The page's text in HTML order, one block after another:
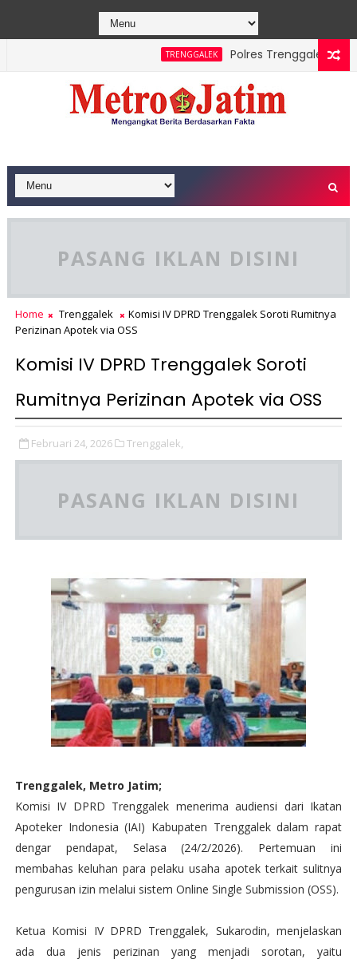
TRENGGALEK
Polres Trenggalek
Berhasil Dipadamkan, Masyarakat Diimbau Hentikan Praktik
PASANG IKLAN DISINI
Home Trenggalek
Komisi IV DPRD Trenggalek Soroti Rumitnya
Perizinan Apotek via OSS
Komisi IV DPRD Trenggalek Soroti
Rumitnya Perizinan Apotek via OSS
Februari 24, 2026 Trenggalek,
PASANG IKLAN DISINI
Trenggalek, Metro Jatim;
Komisi IV DPRD Trenggalek menerima audiensi dari Ikatan
Apoteker Indonesia (IAI) Kabupaten Trenggalek dalam rapat
dengar pendapat, Selasa (24/2/2026). Pertemuan ini
membahas keluhan para pelaku usaha apotek terkait sulitnya
pengurusan izin melalui sistem Online Single Submission (OSS).
Ketua Komisi IV DPRD Trenggalek, Sukarodin, menjelaskan
ada dua jenis perizinan yang menjadi sorotan, yaitu